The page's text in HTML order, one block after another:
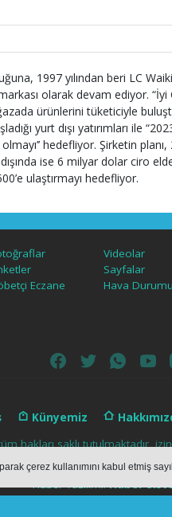
çerez kullanımını kabul etmiş
1997 yılından beri LC
olarak devam ediyor.
ürünlerini tüketiciyle
yurt dışı yatırımları ile
hedefliyor. Şirketin planı,
ise 6 milyar dolar ciro
ulaştırmayı hedefliyor.
Videolar
Sayfalar
Eczane
Hava Durumu
Künyemiz
hakları saklı tutulmaktadır,
Haber Yazılımı:Haber
haber paketi haber scripti